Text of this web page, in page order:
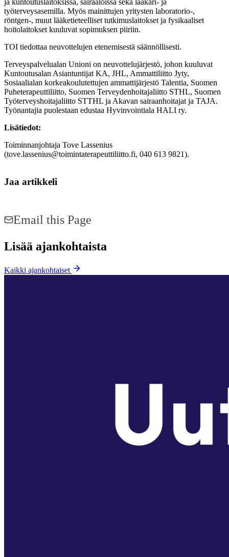
työterveysasemilla. Myös mainittujen yritysten laboratorio-,
röntgen-, muut lääketieteelliset tutkimuslaitokset ja fysikaaliset
hoitolaitokset kuuluvat sopimuksen piiriin.
TOI tiedottaa neuvottelujen etenemisestä säännöllisesti.
Terveyspalvelualan Unioni on neuvottelujärjestö, johon kuuluvat
Kuntoutusalan Asiantuntijat KA, JHL, Ammattiliitto Jyty,
Sosiaalialan korkeakoulutettujen ammattijärjestö Talentia, Suomen
Puheterapeuttiliitto, Suomen Terveydenhoitajaliitto STHL, Suomen
Työterveyshoitajaliitto STTHL ja Akavan sairaanhoitajat ja TAJA.
Työnantajia puolestaan edustaa Hyvinvointiala HALI ry.
Lisätiedot:
Toiminnanjohtaja Tove Lassenius
(tove.lassenius@toimintaterapeuttiliitto.fi, 040 613 9821).
Jaa artikkeli
Email this Page
Lisää ajankohtaista
Kaikki ajankohtaiset